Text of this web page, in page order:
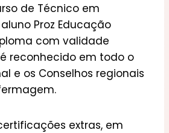
de Técnico em
Proz Educação
com validade
reconhecido em todo o
e os Conselhos regionais
extras, em